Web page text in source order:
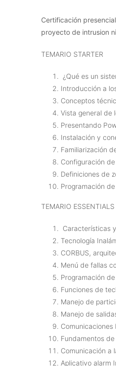
Certificación
proyecto de intrusion
TEMARIO STARTER
¿Qué es un
Introducción a
Conceptos
Vista general de
Presentando
Instalación y
Familiarización
Configuración
Definiciones de
Programación
TEMARIO ESSENTIALS
Características
Tecnología
CORBUS,
Menú de fallas
Programación
Funciones de
Manejo de
Manejo de
Comunicaciones
Fundamentos
Comunicación a
Aplicativo alarm